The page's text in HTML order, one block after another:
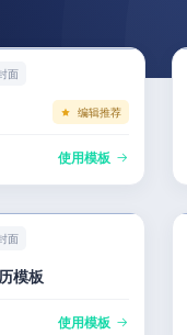
面
编辑推荐
使用模板
面
模板
使用模板